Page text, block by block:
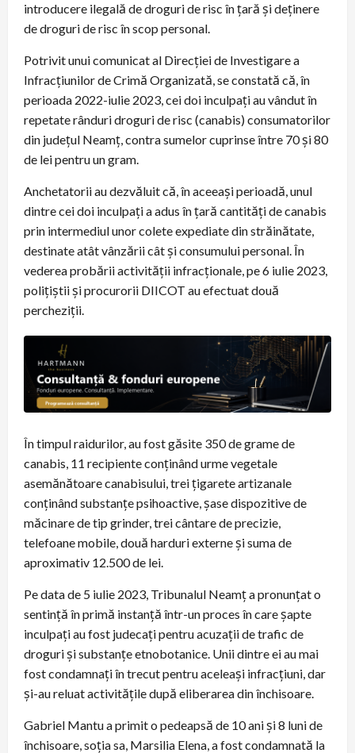
introducere ilegală de droguri de risc în țară și deținere
de droguri de risc în scop personal.
Potrivit unui comunicat al Direcției de Investigare a
Infracțiunilor de Crimă Organizată, se constată că, în
perioada 2022-iulie 2023, cei doi inculpați au vândut în
repetate rânduri droguri de risc (canabis) consumatorilor
din județul Neamț, contra sumelor cuprinse între 70 și 80
de lei pentru un gram.
Anchetatorii au dezvăluit că, în aceeași perioadă, unul
dintre cei doi inculpați a adus în țară cantități de canabis
prin intermediul unor colete expediate din străinătate,
destinate atât vânzării cât și consumului personal. În
vederea probării activității infracționale, pe 6 iulie 2023,
polițiștii și procurorii DIICOT au efectuat două
percheziții.
În timpul raidurilor, au fost găsite 350 de grame de
canabis, 11 recipiente conținând urme vegetale
asemănătoare canabisului, trei țigarete artizanale
conținând substanțe psihoactive, șase dispozitive de
măcinare de tip grinder, trei cântare de precizie,
telefoane mobile, două harduri externe și suma de
aproximativ 12.500 de lei.
Pe data de 5 iulie 2023, Tribunalul Neamț a pronunțat o
sentință în primă instanță într-un proces în care șapte
inculpați au fost judecați pentru acuzații de trafic de
droguri și substanțe etnobotanice. Unii dintre ei au mai
fost condamnați în trecut pentru aceleași infracțiuni, dar
și-au reluat activitățile după eliberarea din închisoare.
Gabriel Mantu a primit o pedeapsă de 10 ani și 8 luni de
închisoare, soția sa, Marsilia Elena, a fost condamnată la